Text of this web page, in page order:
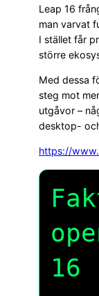
Leap 16
man varvat
I stället får
större
Med dessa
steg mot
utgåvor –
desktop-
https://
16